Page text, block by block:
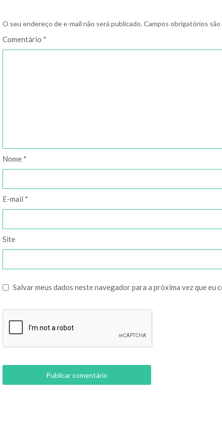
O seu endereço de e-mail não será publicado. Campos obrigatórios
Comentário *
Nome *
E-mail *
Site
Salvar meus dados neste navegador para a próxima vez que eu